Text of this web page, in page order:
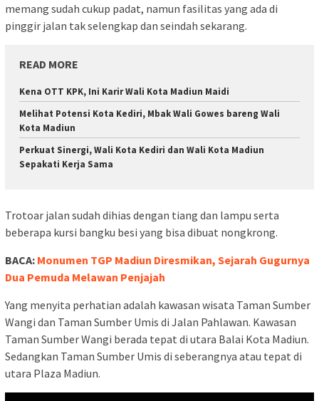
memang sudah cukup padat, namun fasilitas yang ada di
pinggir jalan tak selengkap dan seindah sekarang.
READ MORE
Kena OTT KPK, Ini Karir Wali Kota Madiun Maidi
Melihat Potensi Kota Kediri, Mbak Wali Gowes bareng Wali
Kota Madiun
Perkuat Sinergi, Wali Kota Kediri dan Wali Kota Madiun
Sepakati Kerja Sama
Trotoar jalan sudah dihias dengan tiang dan lampu serta
beberapa kursi bangku besi yang bisa dibuat nongkrong.
BACA: Monumen TGP Madiun Diresmikan, Sejarah Gugurnya
Dua Pemuda Melawan Penjajah
Yang menyita perhatian adalah kawasan wisata Taman Sumber
Wangi dan Taman Sumber Umis di Jalan Pahlawan. Kawasan
Taman Sumber Wangi berada tepat di utara Balai Kota Madiun.
Sedangkan Taman Sumber Umis di seberangnya atau tepat di
utara Plaza Madiun.